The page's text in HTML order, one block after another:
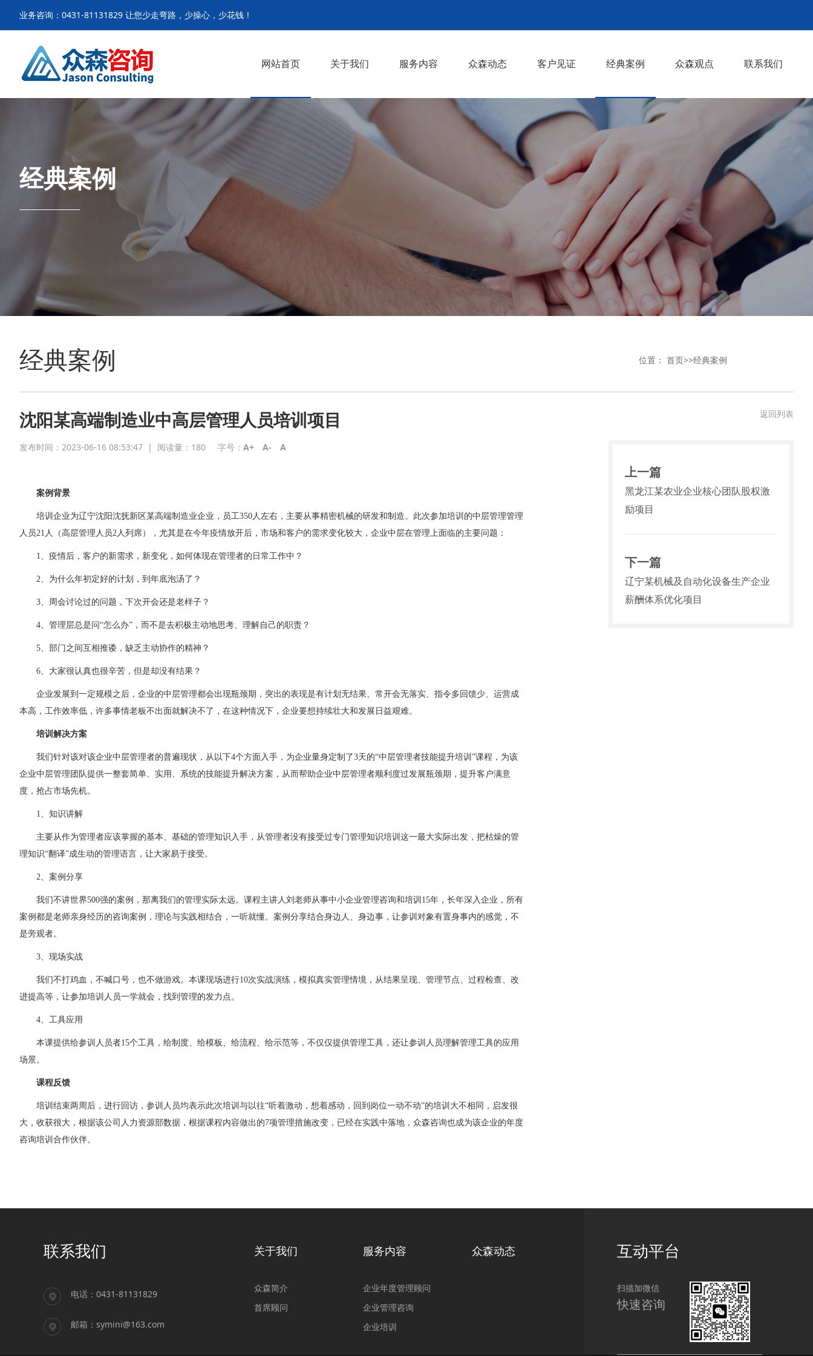
业务咨询：0431-81131829 让您少走弯路，少操心，少花钱！
网站首页 关于我们
众森简介 >
首席顾问 >
服务内容
企业年度管理顾问 >
企业管理咨询 >
企业培训 >
众森动态 客户见证 经典案例 众森观点 联系我们
经典案例
经典案例 位置： 首页>>经典案例
沈阳某高端制造业中高层管理人员培训项目
发布时间：2023-06-16 08:53:47 | 阅读量： 180 字号： A+ A- A
案例背景
培训企业为辽宁沈阳沈抚新区某高端制造业企业，员工350人左右，主要从事精密机械的研发和制造。此次参加培训的中层管理管理
人员21人（高层管理人员2人列席），尤其是在今年疫情放开后，市场和客户的需求变化较大，企业中层在管理上面临的主要问题：
1、疫情后，客户的新需求，新变化，如何体现在管理者的日常工作中？
2、为什么年初定好的计划，到年底泡汤了？
3、周会讨论过的问题，下次开会还是老样子？
4、管理层总是问“怎么办”，而不是去积极主动地思考、理解自己的职责？
5、部门之间互相推诿，缺乏主动协作的精神？
6、大家很认真也很辛苦，但是却没有结果？
企业发展到一定规模之后，企业的中层管理都会出现瓶颈期，突出的表现是有计划无结果、常开会无落实、指令多回馈少、运营成
本高，工作效率低，许多事情老板不出面就解决不了，在这种情况下，企业要想持续壮大和发展日益艰难。
培训解决方案
我们针对该对该企业中层管理者的普遍现状，从以下4个方面入手，为企业量身定制了3天的“中层管理者技能提升培训”课程，为该
企业中层管理团队提供一整套简单、实用、系统的技能提升解决方案，从而帮助企业中层管理者顺利度过发展瓶颈期，提升客户满意
度，抢占市场先机。
1、知识讲解
主要从作为管理者应该掌握的基本、基础的管理知识入手，从管理者没有接受过专门管理知识培训这一最大实际出发，把枯燥的管
理知识“翻译”成生动的管理语言，让大家易于接受。
2、案例分享
我们不讲世界500强的案例，那离我们的管理实际太远。课程主讲人刘老师从事中小企业管理咨询和培训15年，长年深入企业，所有
案例都是老师亲身经历的咨询案例，理论与实践相结合，一听就懂。案例分享结合身边人、身边事，让参训对象有置身事内的感觉，不
是旁观者。
3、现场实战
我们不打鸡血，不喊口号，也不做游戏。本课现场进行10次实战演练，模拟真实管理情境，从结果呈现、管理节点、过程检查、改
进提高等，让参加培训人员一学就会，找到管理的发力点。
4、工具应用
本课提供给参训人员者15个工具，给制度、给模板、给流程、给示范等，不仅仅提供管理工具，还让参训人员理解管理工具的应用
场景。
课程反馈
培训结束两周后，进行回访，参训人员均表示此次培训与以往“听着激动，想着感动，回到岗位一动不动”的培训大不相同，启发很
大，收获很大，根据该公司人力资源部数据，根据课程内容做出的7项管理措施改变，已经在实践中落地，众森咨询也成为该企业的年度
咨询培训合作伙伴。
返回列表
上一篇
黑龙江某农业企业核心团队股权激
励项目
下一篇
辽宁某机械及自动化设备生产企业
薪酬体系优化项目
联系我们
电话：0431-81131829
邮箱：symini@163.com
关于我们
众森简介
首席顾问
服务内容
企业年度管理顾问
企业管理咨询
企业培训
众森动态 互动平台
扫描加微信
快速咨询